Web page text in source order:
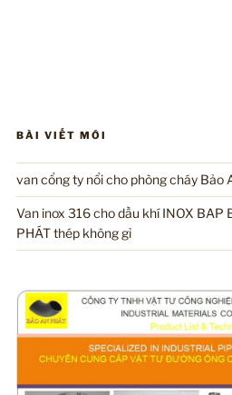
BÀI VIẾT MỚI
van cổng ty nổi cho phòng cháy Bảo
Van inox 316 cho dầu khí INOX BAP
PHÁT thép không gỉ